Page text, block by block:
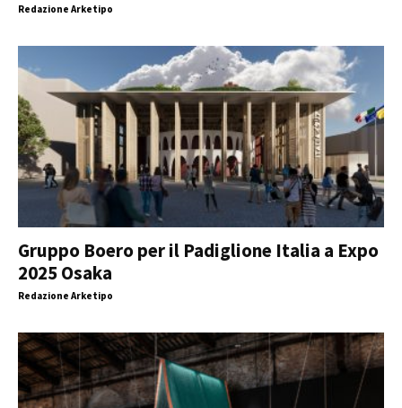
Redazione Arketipo
Gruppo Boero per il Padiglione Italia a Expo
2025 Osaka
Redazione Arketipo